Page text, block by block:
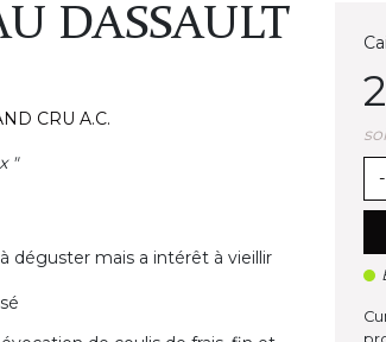
DASSAULT
CRU A.C.
"
déguster mais a intérêt à vieillir
-